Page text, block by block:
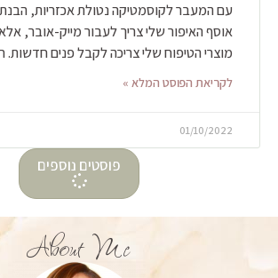
עם המעבר לקוסמטיקה נטולת אכזריות,
אוסף האיפור שלי צריך לעבור מייק-אובר,
מוצרי הטיפוח שלי צריכה לקבל פנים חדשות.
לקריאת הפוסט המלא »
01/10/2022
פוסטים נוספים
About Me